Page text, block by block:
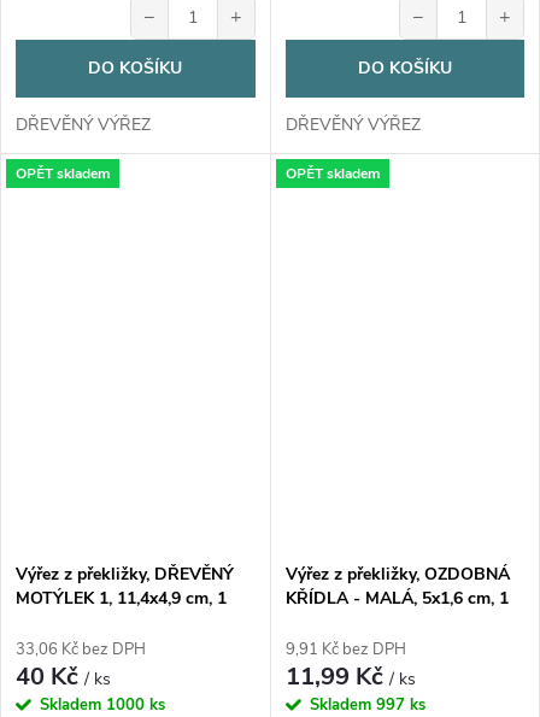
− +
DO KOŠÍKU
DŘEVĚNÝ VÝŘEZ
− +
DO KOŠÍKU
DŘEVĚNÝ VÝŘEZ
OPĚT skladem
Výřez z překližky, DŘEVĚNÝ
MOTÝLEK 1, 11,4x4,9 cm, 1
33,06 Kč bez DPH
40 Kč/ ks
Skladem 1000 ks
OPĚT skladem
Výřez z překližky, OZDOBNÁ
KŘÍDLA - MALÁ, 5x1,6 cm, 1
9,91 Kč bez DPH
11,99 Kč/ ks
Skladem 997 ks